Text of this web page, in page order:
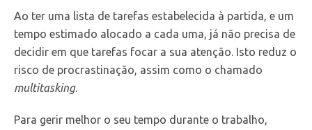
Ao ter uma lista de tarefas estabelecida à partida, e um
tempo estimado alocado a cada uma, já não precisa de
decidir em que tarefas focar a sua atenção. Isto reduz o
risco de procrastinação, assim como o chamado
multitasking.
Para gerir melhor o seu tempo durante o trabalho,